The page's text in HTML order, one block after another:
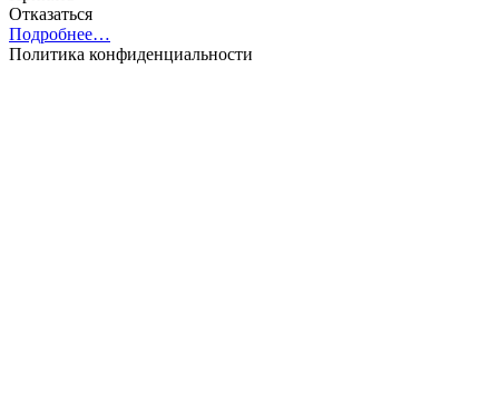
Отказаться
Подробнее…
Политика конфиденциальности